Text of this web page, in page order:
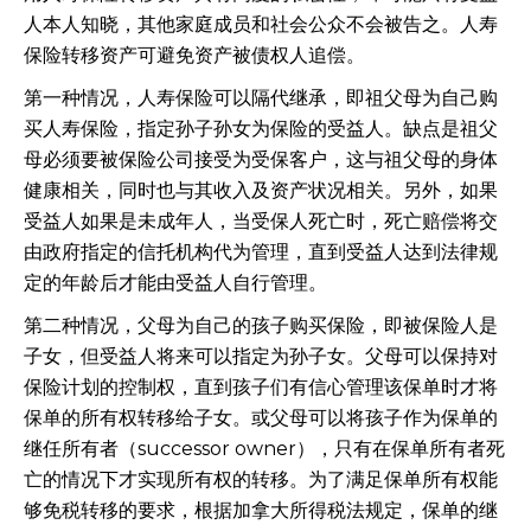
人本人知晓，其他家庭成员和社会公众不会被告之。人寿
保险转移资产可避免资产被债权人追偿。
第一种情况，人寿保险可以隔代继承，即祖父母为自己购
买人寿保险，指定孙子孙女为保险的受益人。缺点是祖父
母必须要被保险公司接受为受保客户，这与祖父母的身体
健康相关，同时也与其收入及资产状况相关。另外，如果
受益人如果是未成年人，当受保人死亡时，死亡赔偿将交
由政府指定的信托机构代为管理，直到受益人达到法律规
定的年龄后才能由受益人自行管理。
第二种情况，父母为自己的孩子购买保险，即被保险人是
子女，但受益人将来可以指定为孙子女。父母可以保持对
保险计划的控制权，直到孩子们有信心管理该保单时才将
保单的所有权转移给子女。或父母可以将孩子作为保单的
继任所有者（successor owner），只有在保单所有者死
亡的情况下才实现所有权的转移。为了满足保单所有权能
够免税转移的要求，根据加拿大所得税法规定，保单的继